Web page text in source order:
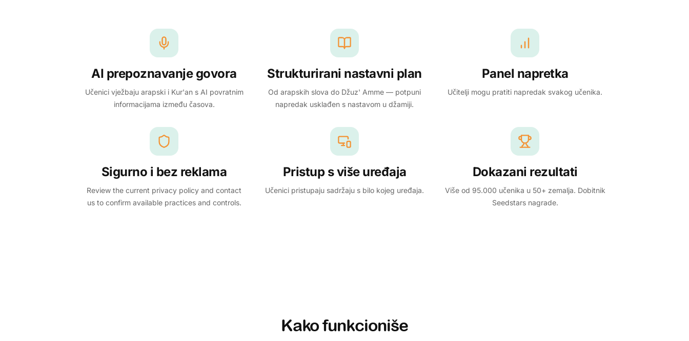
AI prepoznavanje govora
Učenici vježbaju arapski i Kur'an s AI povratnim
informacijama između časova.
Strukturirani nastavni plan
Od arapskih slova do Džuz' Amme — potpuni
napredak usklađen s nastavom u džamiji.
Panel napretka
Učitelji mogu pratiti napredak svakog učenika.
Sigurno i bez reklama
Review the current privacy policy and contact
us to confirm available practices and controls.
Pristup s više uređaja
Učenici pristupaju sadržaju s bilo kojeg uređaja.
Dokazani rezultati
Više od 95.000 učenika u 50+ zemalja. Dobitnik
Seedstars nagrade.
Kako funkcioniše